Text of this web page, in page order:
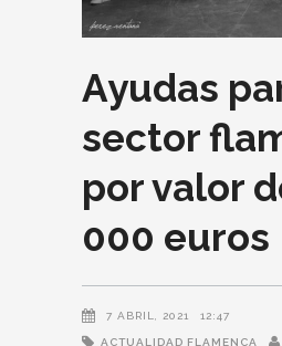
Ayudas
sector
por valor
000 euros
7 ABRIL, 2021 12:47
ACTUALIDAD FLAMENCA